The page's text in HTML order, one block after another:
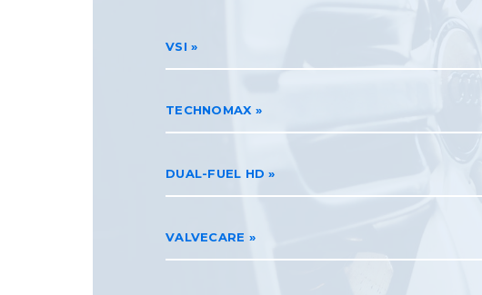
VSI
TECHNOMAX
DUAL-FUEL HD
VALVECARE